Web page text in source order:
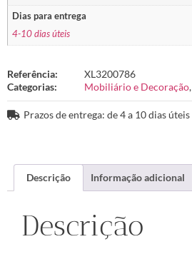
Dias para entrega
4-10 dias úteis
Referência:
XL3200786
Categorias:
Mobiliário e Decoração,
Prazos de entrega: de 4 a 10 dias úteis
Descrição Informação adicional
Descrição